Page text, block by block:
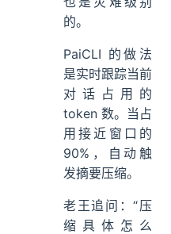
的。
PaiCLI 的做法
是实时跟踪当前
对话占用的
token 数。当占
用接近窗口的
90%，自动触
发摘要压缩。
老王追问：“压
缩具体怎么